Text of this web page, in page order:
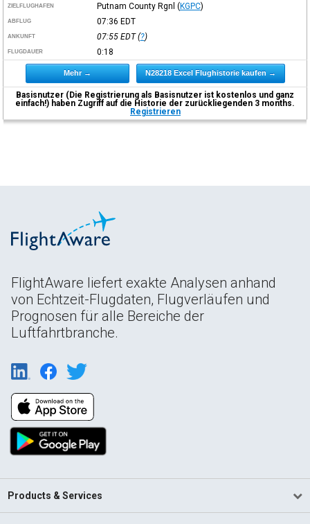
ZIELFLUGHAFEN Putnam County Rgnl (KGPC)
ABFLUG 07:36 EDT
ANKUNFT 07:55 EDT(?)
FLUGDAUER 0:18
Mehr → N28218 Excel Flughistorie kaufen →
Basisnutzer (Die Registrierung als Basisnutzer ist kostenlos und ganz
einfach!) haben Zugriff auf die Historie der zurückliegenden 3 months.
Registrieren
FlightAware liefert exakte Analysen anhand
von Echtzeit-Flugdaten, Flugverläufen und
Prognosen für alle Bereiche der
Luftfahrtbranche.
Products & Services